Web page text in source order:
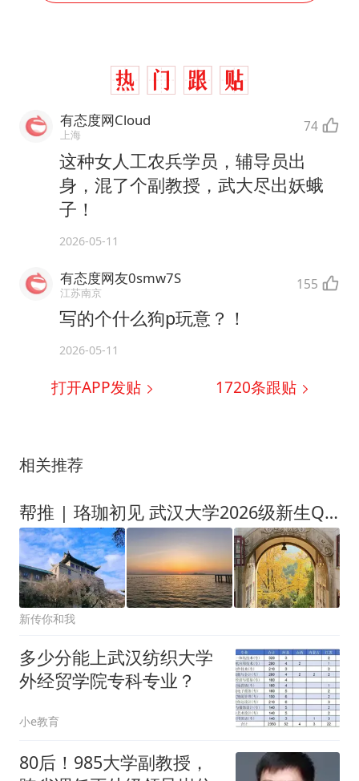
有态度网Cloud
上海 74
这种女人工农兵学员，辅导员出
身，混了个副教授，武大尽出妖蛾
子！
2026-05-11
有态度网友0smw7S
江苏南京 155
写的个什么狗p玩意？！
2026-05-11
打开APP发贴 1720条跟贴
相关推荐
帮推 | 珞珈初见 武汉大学2026级新生QQ群来啦！
新传你和我
多少分能上武汉纺织大学
外经贸学院专科专业？
小e教育
80后！985大学副教授，